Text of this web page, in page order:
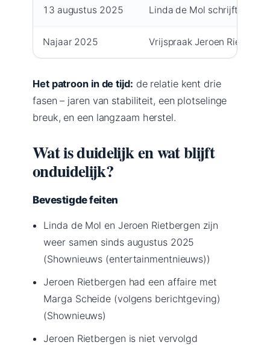
13 augustus 2025 Linda de Mol schrijft
Najaar 2025 Vrijspraak Jeroen
Het patroon in de tijd: de relatie kent drie
fasen – jaren van stabiliteit, een plotselinge
breuk, en een langzaam herstel.
Wat is duidelijk en wat blijft
onduidelijk?
Bevestigde feiten
Linda de Mol en Jeroen Rietbergen zijn
weer samen sinds augustus 2025
(Shownieuws (entertainmentnieuws))
Jeroen Rietbergen had een affaire met
Marga Scheide (volgens berichtgeving)
(Shownieuws)
Jeroen Rietbergen is niet vervolgd